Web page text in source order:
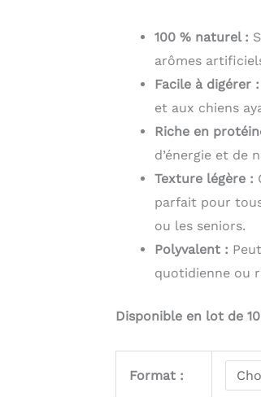
100 % naturel :
arômes
Facile à digérer :
et aux chiens
Riche en
d’énergie et de
Texture légère :
parfait pour
ou les seniors.
Polyvalent :
quotidienne ou
Disponible en lot de
Format :